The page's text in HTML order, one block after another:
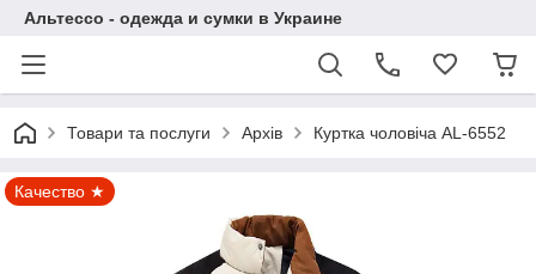
Альтессо - одежда и сумки в Украине
Товари та послуги Архів Куртка чоловіча AL-6552
Качество ★